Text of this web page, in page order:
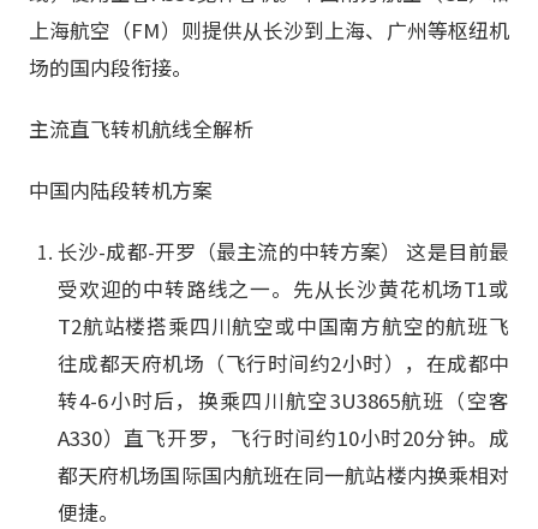
上海航空（FM）则提供从长沙到上海、广州等枢纽机
场的国内段衔接。
主流直飞转机航线全解析
中国内陆段转机方案
长沙-成都-开罗（最主流的中转方案） 这是目前最
受欢迎的中转路线之一。先从长沙黄花机场T1或
T2航站楼搭乘四川航空或中国南方航空的航班飞
往成都天府机场（飞行时间约2小时），在成都中
转4-6小时后，换乘四川航空3U3865航班（空客
A330）直飞开罗，飞行时间约10小时20分钟。成
都天府机场国际国内航班在同一航站楼内换乘相对
便捷。